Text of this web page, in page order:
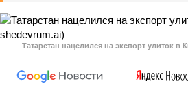
Татарстан нацелился на экспорт улиток в